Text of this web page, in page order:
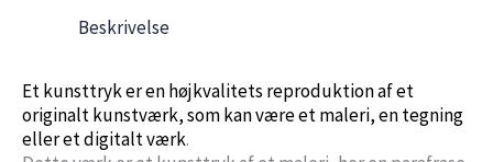
parafrasen
-
Beskrivelse
Et kunsttryk er en højkvalitets reproduktion af et
originalt kunstværk, som kan være et maleri, en tegning
eller et digitalt værk.